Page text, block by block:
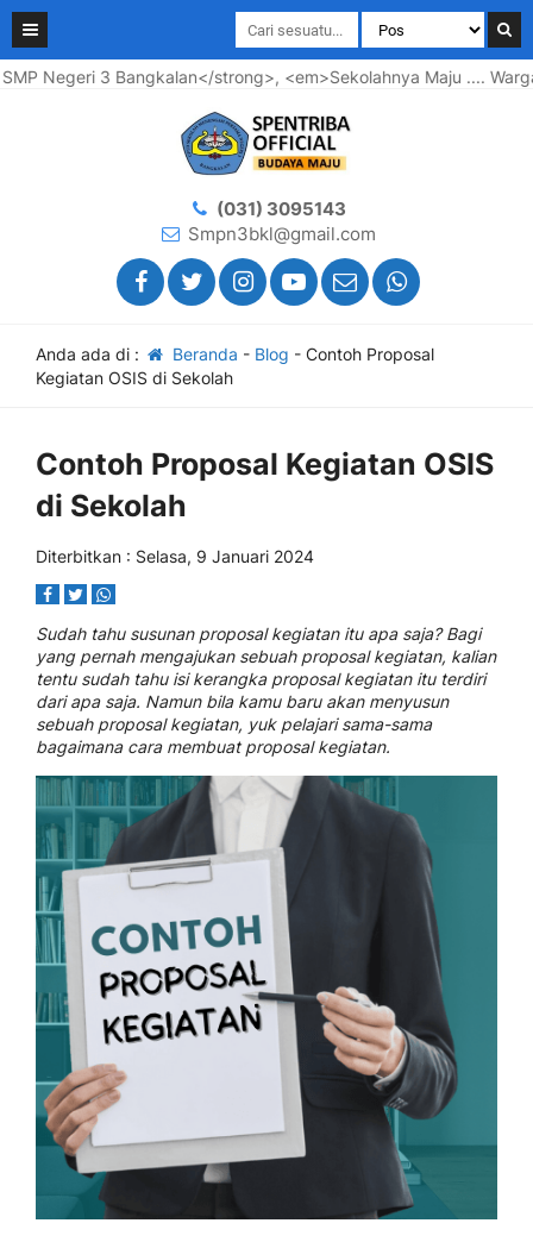
3 Bangkalan</strong>, <em>Sekolahnya Maju .... Warganya
(031) 3095143
Smpn3bkl@gmail.com
Anda ada di : Beranda - Blog - Contoh Proposal
Kegiatan OSIS di Sekolah
Contoh Proposal Kegiatan OSIS
di Sekolah
Diterbitkan : Selasa, 9 Januari 2024
Sudah tahu susunan proposal kegiatan itu apa saja? Bagi
yang pernah mengajukan sebuah proposal kegiatan, kalian
tentu sudah tahu isi kerangka proposal kegiatan itu terdiri
dari apa saja. Namun bila kamu baru akan menyusun
sebuah proposal kegiatan, yuk pelajari sama-sama
bagaimana cara membuat proposal kegiatan.